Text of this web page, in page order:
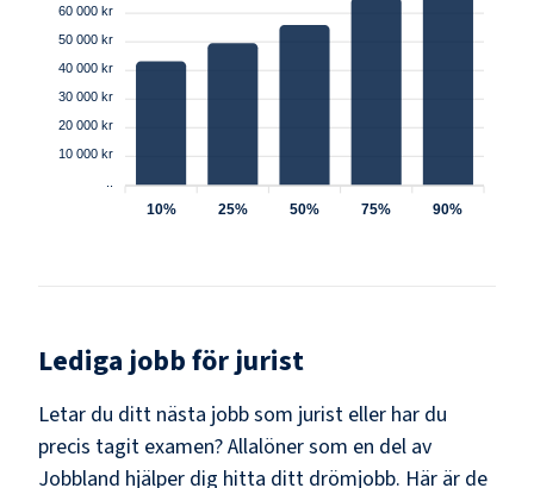
60 000 kr
50 000 kr
40 000 kr
30 000 kr
20 000 kr
10 000 kr
10% 25% 50% 75% 90%
Lediga jobb förjurist
Letar du ditt nästa jobb som jurist eller har du
precis tagit examen? Allalöner som en del av
Jobbland hjälper dig hitta ditt drömjobb. Här är de